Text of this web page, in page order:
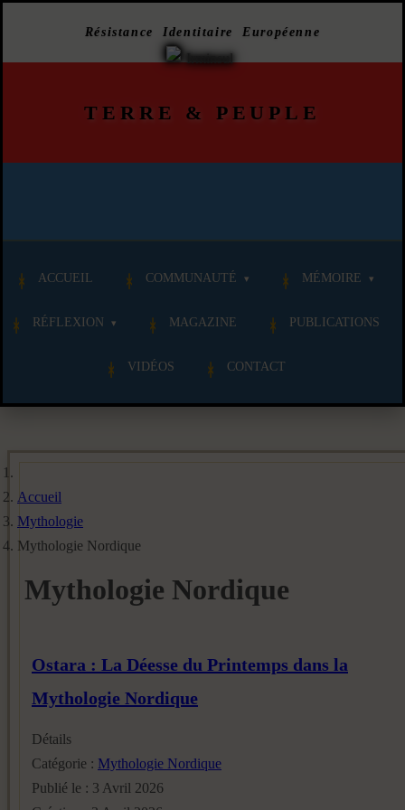
Résistance Identitaire Européenne
TERRE & PEUPLE
ACCUEIL COMMUNAUTÉ MÉMOIRE
RÉFLEXION MAGAZINE PUBLICATIONS
VIDÉOS CONTACT
Accueil
Mythologie
Mythologie Nordique
Mythologie Nordique
Ostara : La Déesse du Printemps dans la
Mythologie Nordique
Détails
Catégorie : Mythologie Nordique
Publié le : 3 Avril 2026